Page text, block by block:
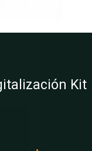
Kit